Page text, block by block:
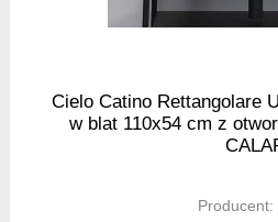
Cielo Catino Rettangolare
w blat 110x54 cm z
Producent: